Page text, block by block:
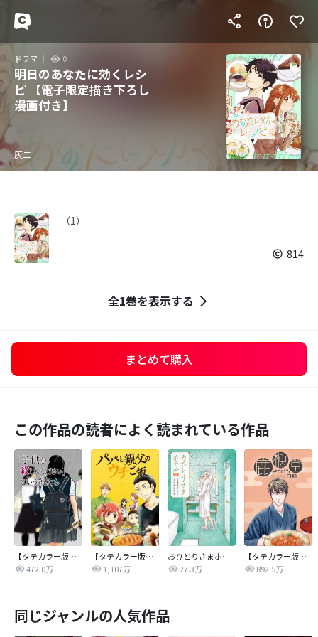
ドラマ 0
明日のあなたに効くレシ
ピ 【電子限定描き下ろし
漫画付き】
灰二
（1）
814
全1巻を表示する
まとめて購入
この作品の読者によく読まれている作品
【タテカラー版】｢子供を殺してください｣という親たち
472.0万
【タテカラー版】パパと親父のウチご飯
1,107万
おひとりさまホテル
27.3万
【タテカラー版】鹿楓堂よついろ日和
892.5万
同じジャンルの人気作品